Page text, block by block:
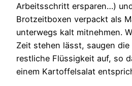
Arbeitsschritt ersparen…)
Brotzeitboxen verpackt als
unterwegs kalt mitnehmen.
Zeit stehen lässt, saugen
restliche Flüssigkeit auf, so
einem Kartoffelsalat